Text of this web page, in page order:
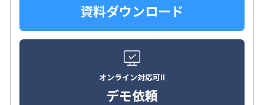
資料ダウンロード
オンライン対応可!!
デモ依頼